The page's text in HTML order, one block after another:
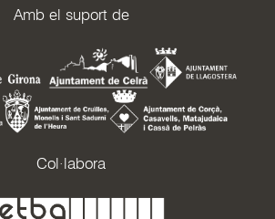
Amb el suport de
Col·labora